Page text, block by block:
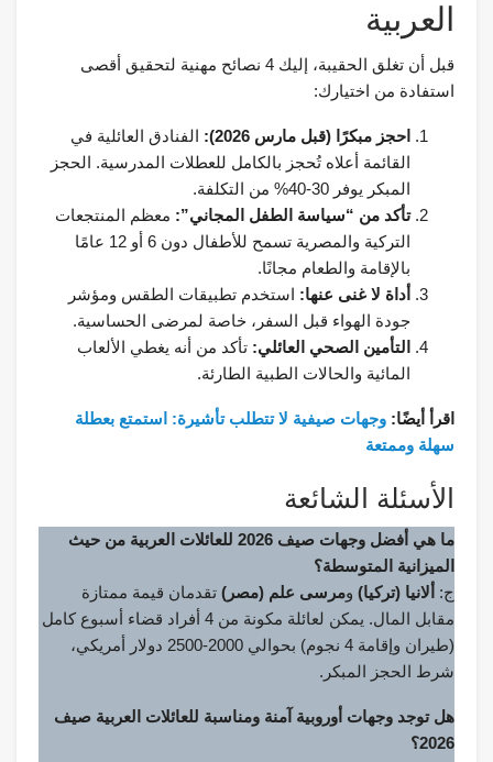
العربية
قبل أن تغلق الحقيبة، إليك 4 نصائح مهنية لتحقيق أقصى
استفادة من اختيارك:
احجز مبكرًا (قبل مارس 2026):
الفنادق العائلية في
القائمة أعلاه تُحجز بالكامل للعطلات المدرسية. الحجز
المبكر يوفر 30-40% من التكلفة.
تأكد من “سياسة الطفل المجاني”: معظم المنتجعات
التركية والمصرية تسمح للأطفال دون 6 أو 12 عامًا
بالإقامة والطعام مجانًا.
أداة لا غنى عنها: استخدم تطبيقات الطقس ومؤشر
جودة الهواء قبل السفر، خاصة لمرضى الحساسية.
التأمين الصحي العائلي: تأكد من أنه يغطي الألعاب
المائية والحالات الطبية الطارئة.
اقرأ أيضًا: وجهات صيفية لا تتطلب تأشيرة: استمتع بعطلة
سهلة وممتعة
الأسئلة الشائعة
ما هي أفضل وجهات صيف 2026 للعائلات العربية من حيث
الميزانية المتوسطة؟
ج: ألانيا (تركيا) ومرسى علم (مصر) تقدمان قيمة ممتازة
مقابل المال. يمكن لعائلة مكونة من 4 أفراد قضاء أسبوع كامل
(طيران وإقامة 4 نجوم) بحوالي 2000-2500 دولار أمريكي،
شرط الحجز المبكر.
هل توجد وجهات أوروبية آمنة ومناسبة للعائلات العربية صيف
2026؟